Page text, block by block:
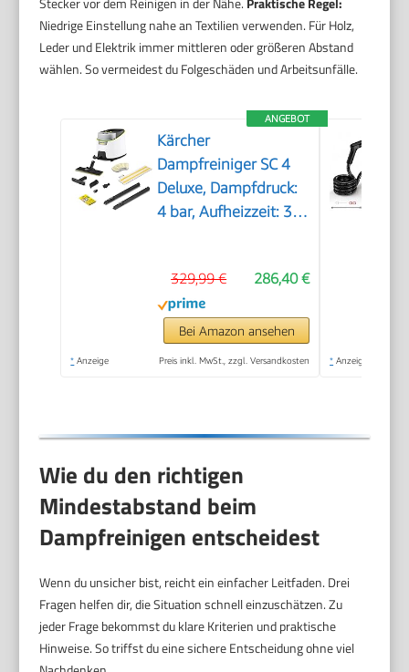
Niedrige Einstellung nahe an Textilien verwenden. Für Holz,
Leder und Elektrik immer mittleren oder größeren Abstand
wählen. So vermeidest du Folgeschäden und Arbeitsunfälle.
ANGEBOT
Kärcher
Dampfreiniger SC 4
Deluxe, Dampfdruck:
4 bar, Aufheizzeit: 3
inkl.
Bodenreinigungsset
EasyFix, Düsen,
Mikrofaser-Überzug
286,40 €
329,99 €
Bei Amazon ansehen
* Anzeige Preis inkl. MwSt., zzgl. Versandkosten * Anzeige
Wie du den richtigen
Mindestabstand beim
Dampfreinigen entscheidest
Wenn du unsicher bist, reicht ein einfacher Leitfaden. Drei
Fragen helfen dir, die Situation schnell einzuschätzen. Zu
jeder Frage bekommst du klare Kriterien und praktische
Hinweise. So triffst du eine sichere Entscheidung ohne viel